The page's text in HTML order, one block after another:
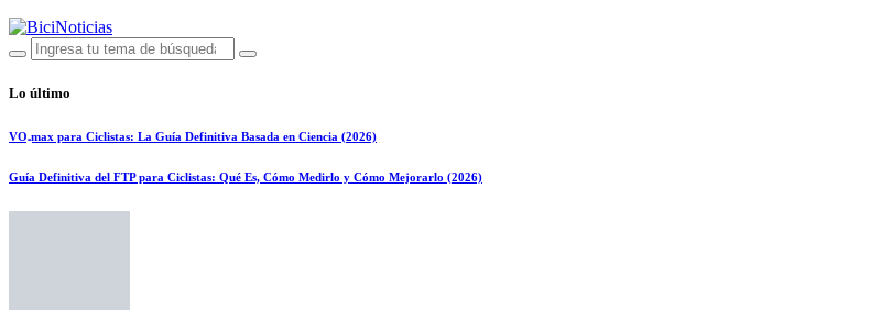
Lo último
VO₂max para Ciclistas: La Guía Definitiva Basada en Ciencia (2026)
Guía Definitiva del FTP para Ciclistas: Qué Es, Cómo Medirlo y Cómo Mejorarlo (2026)